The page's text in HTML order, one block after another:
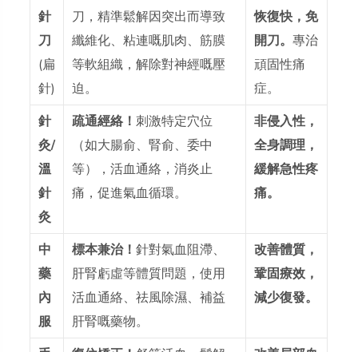
針
刀
(扁
針)
刀，精準鬆解因突出而導致
纖維化、粘連嘅肌肉、筋膜
等軟組織，解除對神經嘅壓
迫。
恢復快，免
開刀。專治
頑固性痛
症。
針
灸/
溫
針
灸
疏通經絡！刺激特定穴位
（如大腸俞、腎俞、委中
等），活血通絡，消炎止
痛，促進氣血循環。
非侵入性，
全身調理，
緩解急性疼
痛。
中
藥
內
服
標本兼治！針對氣血阻滯、
肝腎虧虛等體質問題，使用
活血通絡、祛風除濕、補益
肝腎嘅藥物。
改善體質，
鞏固療效，
減少復發。